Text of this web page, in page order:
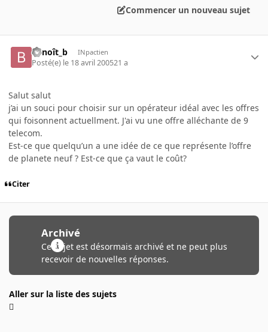
Commencer un nouveau sujet
Benoît_b INpactien
Posté(e) le 18 avril 200521 a
Salut salut
j’ai un souci pour choisir sur un opérateur idéal avec les offres
qui foisonnent actuellment. J'ai vu une offre alléchante de 9
telecom.
Est-ce que quelqu’un a une idée de ce que représente l’offre
de planete neuf ? Est-ce que ça vaut le coût?
Citer
Archivé
Ce sujet est désormais archivé et ne peut plus
recevoir de nouvelles réponses.
Aller sur la liste des sujets